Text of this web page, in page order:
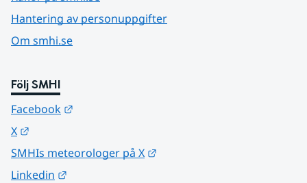
Hantering av personuppgifter
Om smhi.se
Följ SMHI
Facebook
X
SMHIs meteorologer på X
Linkedin